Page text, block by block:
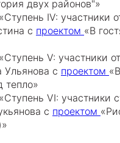
двух районов"»
IV: участники
с проектом «В
V: участники
Ульянова с проектом
тепло»
VI: участники
с проектом